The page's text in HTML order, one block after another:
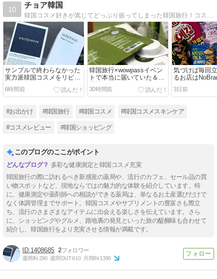
10
チョア韓国
サンプルで終わらなかった
実力派韓国コスメをリピー
ト♪
6時間前
韓国旅行×wowpassイベン
トで本当に届いていた＆新
情報♪
30時間前
気づけば毎回
るお店は
3日前
#お出かけ #韓国旅行 #韓国コスメ #韓国コスメスキンケア
#コスメレビュー #韓国ショッピング
このブログのここがポイント
多彩な健康測定と韓国コスメ充実
韓国旅行の際に訪れるべき新感覚の薬局や、流行のカフェ、セール品の買
い物スポットなど、現地ならではの魅力的な体験を紹介しています。特
に、健康測定や薬剤師への相談ができる薬局は、単なるお土産選びだけで
なく体調管理までサポート。韓国コスメやサプリメントの豊富さも際立
ち、流行のさまざまなアイテムに出会える楽しさを伝えています。さら
に、ショッピングやグルメ、路地裏の発見といった旅の醍醐味も合わせて
紹介し、韓国旅行をより充実させる情報が満載です。
1408685 2
週間IN:290 週間OUT:610 月間IN:1390